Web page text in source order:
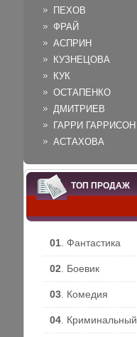
ПЕХОВ
ФРАЙ
АСПРИН
КУЗНЕЦОВА
КУК
ОСТАПЕНКО
ДМИТРИЕВ
ГАРРИ ГАРРИСОН
АСТАХОВА
ТОП ПРОДАЖ
01 . Фантастика
02 . Боевик
03 . Комедия
04 . Криминальный